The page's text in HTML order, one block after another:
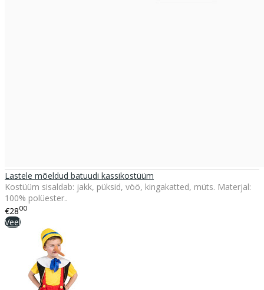
Lastele mõeldud batuudi kassikostüüm
Kostüüm sisaldab: jakk, püksid, vöö, kingakatted, müts. Materjal:
100% polüester..
€2800
Veel